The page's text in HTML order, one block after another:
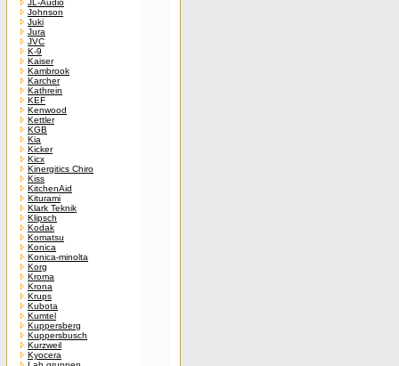
JL-Audio
Johnson
Juki
Jura
JVC
K-9
Kaiser
Kambrook
Karcher
Kathrein
KEF
Kenwood
Kettler
KGB
Kia
Kicker
Kicx
Kinergitics Chiro
Kiss
KitchenAid
Kiturami
Klark Teknik
Klipsch
Kodak
Komatsu
Konica
Konica-minolta
Korg
Kroma
Krona
Krups
Kubota
Kumtel
Kuppersberg
Kuppersbusch
Kurzweil
Kyocera